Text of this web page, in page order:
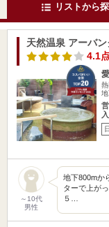
リストから
天然温泉 アーバン
4.1
～10代
男性
地下800mか
ターで上が
５…